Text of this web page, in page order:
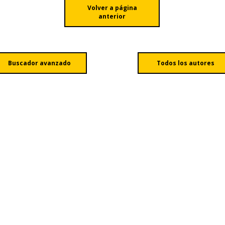
Volver a página
anterior
Buscador avanzado Todos los autores